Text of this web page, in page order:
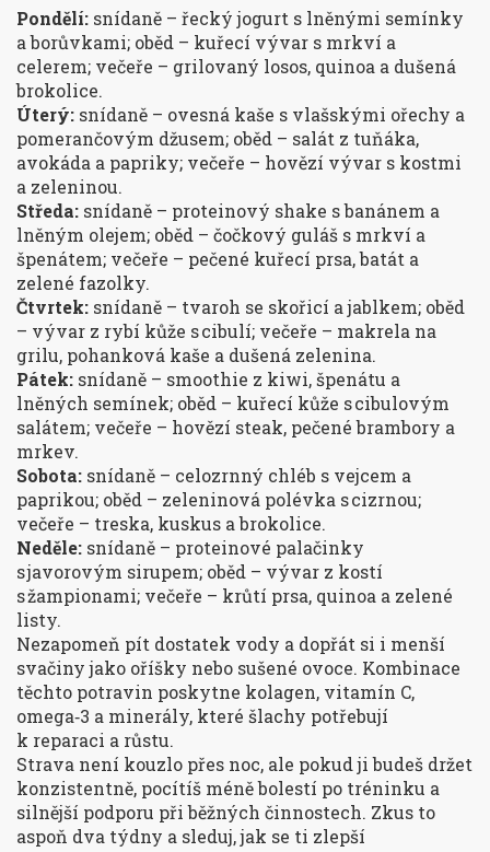
Pondělí: snídaně – řecký jogurt s lněnými semínky
a borůvkami; oběd – kuřecí vývar s mrkví a
celerem; večeře – grilovaný losos, quinoa a dušená
brokolice.
Úterý: snídaně – ovesná kaše s vlašskými ořechy a
pomerančovým džusem; oběd – salát z tuňáka,
avokáda a papriky; večeře – hovězí vývar s kostmi
a zeleninou.
Středa: snídaně – proteinový shake s banánem a
lněným olejem; oběd – čočkový guláš s mrkví a
špenátem; večeře – pečené kuřecí prsa, batát a
zelené fazolky.
Čtvrtek: snídaně – tvaroh se skořicí a jablkem; oběd
– vývar z rybí kůže s cibulí; večeře – makrela na
grilu, pohanková kaše a dušená zelenina.
Pátek: snídaně – smoothie z kiwi, špenátu a
lněných semínek; oběd – kuřecí kůže s cibulovým
salátem; večeře – hovězí steak, pečené brambory a
mrkev.
Sobota: snídaně – celozrnný chléb s vejcem a
paprikou; oběd – zeleninová polévka s cizrnou;
večeře – treska, kuskus a brokolice.
Neděle: snídaně – proteinové palačinky
s javorovým sirupem; oběd – vývar z kostí
s žampionami; večeře – krůtí prsa, quinoa a zelené
listy.
Nezapomeň pít dostatek vody a dopřát si i menší
svačiny jako oříšky nebo sušené ovoce. Kombinace
těchto potravin poskytne kolagen, vitamín C,
omega‑3 a minerály, které šlachy potřebují
k reparaci a růstu.
Strava není kouzlo přes noc, ale pokud ji budeš držet
konzistentně, pocítíš méně bolestí po tréninku a
silnější podporu při běžných činnostech. Zkus to
aspoň dva týdny a sleduj, jak se ti zlepší